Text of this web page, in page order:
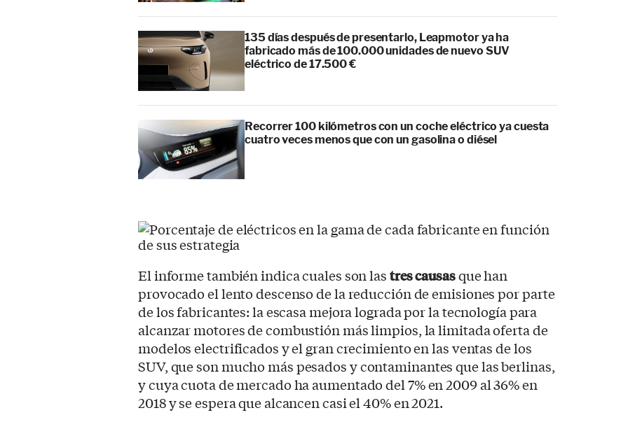
135 días después de presentarlo, Leapmotor ya ha
fabricado más de 100.000 unidades de nuevo SUV
eléctrico de 17.500 €
Recorrer 100 kilómetros con un coche eléctrico ya cuesta
cuatro veces menos que con un gasolina o diésel
El informe también indica cuales son lastres causasque han
provocado el lento descenso de la reducción de emisiones por parte
de los fabricantes: la escasa mejora lograda por la tecnología para
alcanzar motores de combustión más limpios, la limitada oferta de
modelos electrificados y el gran crecimiento en las ventas de los
SUV, que son mucho más pesados y contaminantes que las berlinas,
y cuya cuota de mercado ha aumentado del 7% en 2009 al 36% en
2018 y se espera que alcancen casi el 40% en 2021.